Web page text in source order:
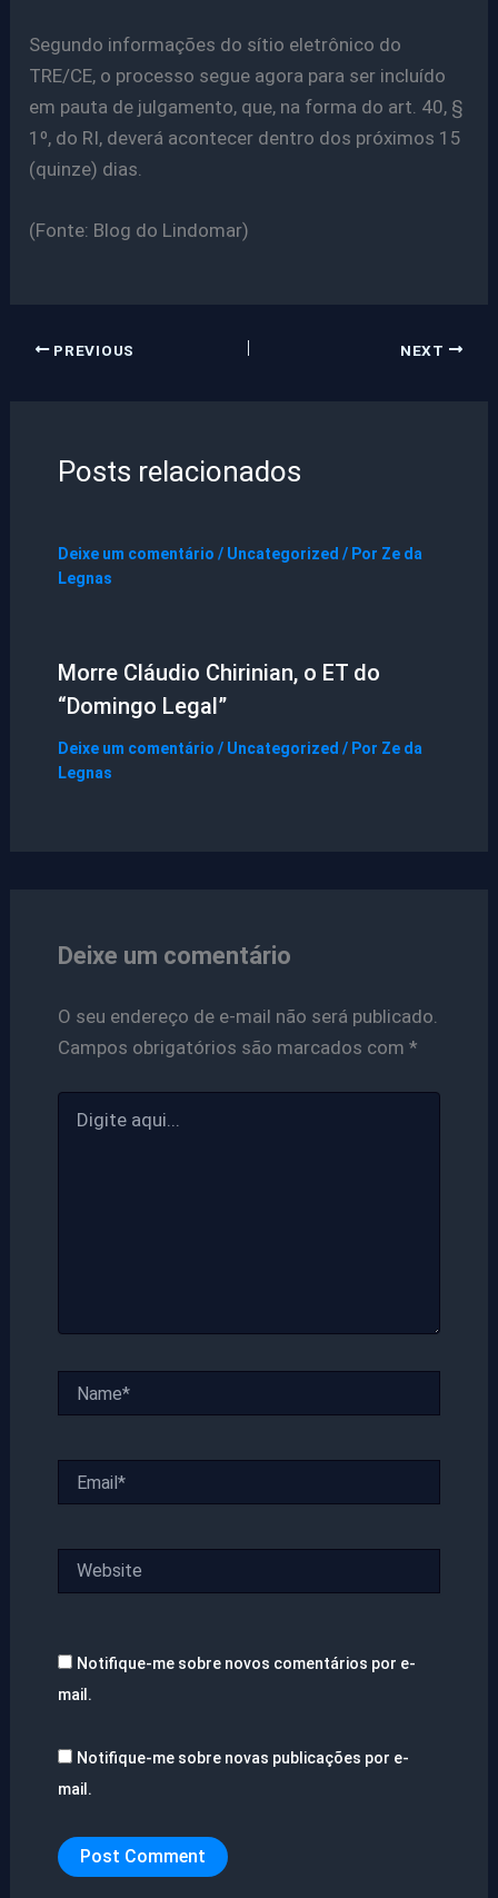
Segundo informações do sítio eletrônico do
TRE/CE, o processo segue agora para ser incluído
em pauta de julgamento, que, na forma do art. 40, §
1º, do RI, deverá acontecer dentro dos próximos 15
(quinze) dias.
(Fonte: Blog do Lindomar)
PREVIOUS NEXT
Posts relacionados
Deixe um comentário / Uncategorized / Por Ze da
Legnas
Morre Cláudio Chirinian, o ET do
“Domingo Legal”
Deixe um comentário / Uncategorized / Por Ze da
Legnas
Deixe um comentário
O seu endereço de e-mail não será publicado.
Campos obrigatórios são marcados com *
aqui...
Notifique-me sobre novos comentários por e-
mail.
Notifique-me sobre novas publicações por e-
mail.